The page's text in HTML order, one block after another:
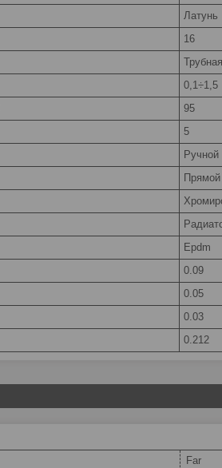
Латунь
16
Трубная
0,1÷1,5
95
5
Ручной
Прямой
Epdm
0.09
0.05
0.03
0.212
Far